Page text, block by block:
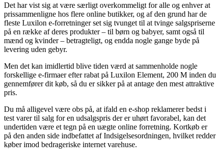
Det har vist sig at være særligt overkommeligt for alle og enhver at
prissammenligne hos flere online butikker, og af den grund har de
fleste Luxilon e-forretninger set sig tvunget til at tvinge salgspriserne
på en række af deres produkter – til børn og babyer, samt også til
mænd og kvinder – betragteligt, og endda nogle gange byde på
levering uden gebyr.
Men det kan imidlertid blive tiden værd at sammenholde nogle
forskellige e-firmaer efter rabat på Luxilon Element, 200 M inden du
gennemfører dit køb, så du er sikker på at antage den mest attraktive
pris.
Du må alligevel være obs på, at ifald en e-shop reklamerer bedst i
test varer til salg for en udsalgspris der er uhørt favorabel, kan det
undertiden være et tegn på en uægte online forretning. Kortkøb er
på den anden side indbefattet af Indsigelsesordningen, hvilket redder
køber imod bedrageriske internet varehuse.